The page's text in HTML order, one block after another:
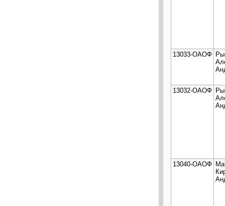
13033-ОАОФ
13032-ОАОФ
13040-ОАОФ